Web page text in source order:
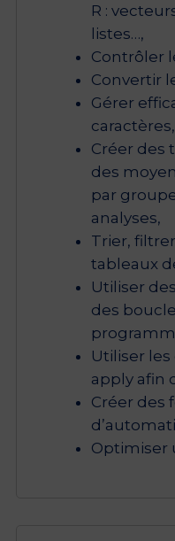
R :
listes…,
Contrôler
Convertir
Gérer
caractères,
Créer des
des
par
analyses,
Trier,
tableaux
Utiliser
des
Utiliser
apply afin
Créer des
Optimiser